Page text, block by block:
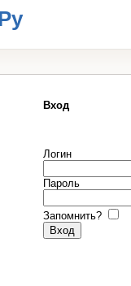
Вход
Логин
Пароль
Запомнить?